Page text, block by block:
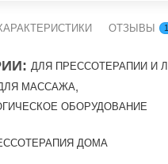
ОТЗЫВЫ 1
ДЛЯ ПРЕССОТЕРАПИИ И
МАССАЖА,
ОБОРУДОВАНИЕ
ДОМА